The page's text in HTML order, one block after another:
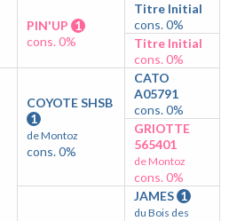
PIN'UP 1
cons. 0%
Titre Initial
cons. 0%
Titre Initial
cons. 0%
COYOTE SHSB
1
de Montoz
cons. 0%
CATO
A05791
cons. 0%
GRIOTTE
565401
de Montoz
cons. 0%
JAMES 1
du Bois des